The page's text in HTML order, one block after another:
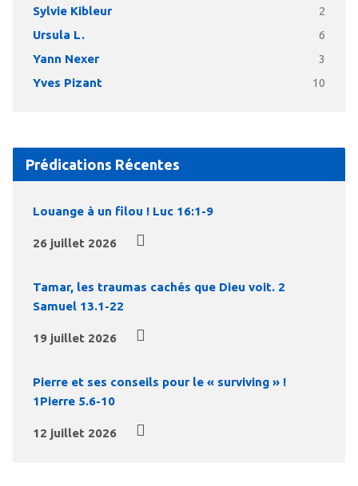
Sylvie Kibleur 2
Ursula L. 6
Yann Nexer 3
Yves Pizant 10
Prédications Récentes
Louange à un filou ! Luc 16:1-9
26 juillet 2026
Tamar, les traumas cachés que Dieu voit. 2
Samuel 13.1-22
19 juillet 2026
Pierre et ses conseils pour le « surviving » !
1Pierre 5.6-10
12 juillet 2026